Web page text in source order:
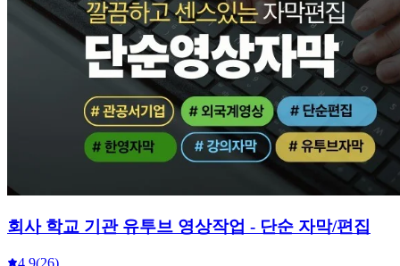
회사 학교 기관 유투브 영상작업 - 단순 자막/편집